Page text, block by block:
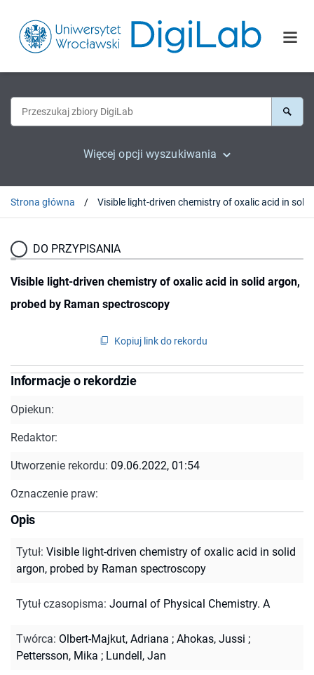
Więcej opcji wyszukiwania
Strona główna
DO PRZYPISANIA
Visible light-driven chemistry of oxalic acid in solid argon,
probed by Raman spectroscopy
Kopiuj link do rekordu
Informacje o rekordzie
Opiekun:
Redaktor:
Utworzenie rekordu: 09.06.2022, 01:54
Oznaczenie praw:
Opis
Tytuł: Visible light-driven chemistry of oxalic acid in solid
argon, probed by Raman spectroscopy
Tytuł czasopisma: Journal of Physical Chemistry. A
Twórca: Olbert-Majkut, Adriana ; Ahokas, Jussi ;
Pettersson, Mika ; Lundell, Jan